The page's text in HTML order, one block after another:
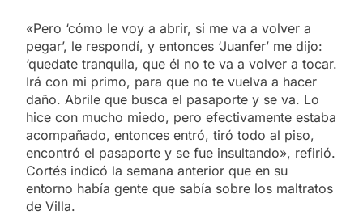
«Pero ‘cómo le voy a abrir, si me va a volver a
pegar’, le respondí, y entonces ‘Juanfer’ me dijo:
‘quedate tranquila, que él no te va a volver a tocar.
Irá con mi primo, para que no te vuelva a hacer
daño. Abrile que busca el pasaporte y se va. Lo
hice con mucho miedo, pero efectivamente estaba
acompañado, entonces entró, tiró todo al piso,
encontró el pasaporte y se fue insultando», refirió.
Cortés indicó la semana anterior que en su
entorno había gente que sabía sobre los maltratos
de Villa.